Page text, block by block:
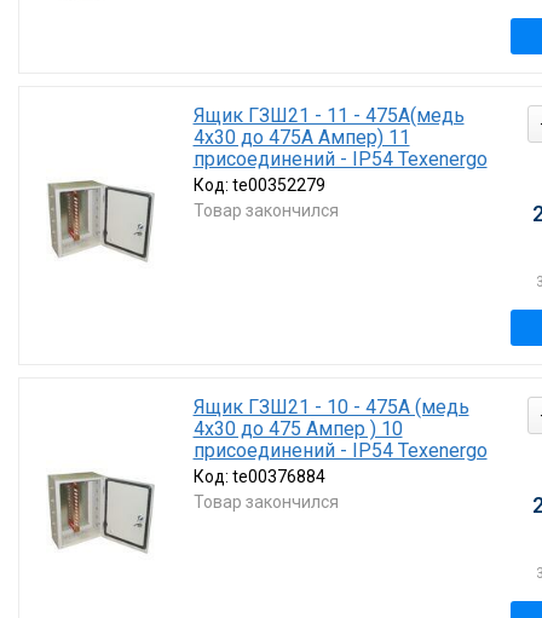
Ящик ГЗШ21 - 11 - 475А(медь
4х30 до 475А Ампер) 11
присоединений - IP54 Texenergo
Код: te00352279
Товар закончился
Ящик ГЗШ21 - 10 - 475А (медь
4х30 до 475 Ампер ) 10
присоединений - IP54 Texenergo
Код: te00376884
Товар закончился